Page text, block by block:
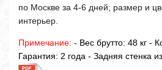
по Москве за 4-6 дней; размер и
интерьер.
Примечание: - Вес брутто: 48 кг -
Гарантия: 2 года - Задняя стенка